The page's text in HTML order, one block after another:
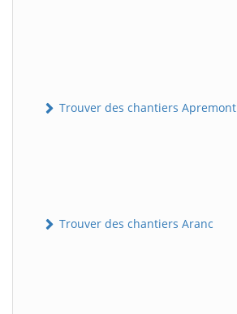
Trouver des chantiers Apremont
Trouver des chantiers Aranc